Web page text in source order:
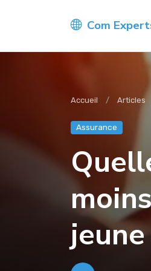
Com
Accueil Articles
Assurance